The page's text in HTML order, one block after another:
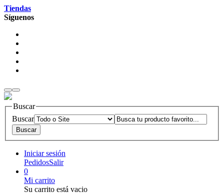
Tiendas
Síguenos
Buscar
Buscar
Iniciar sesión
PedidosSalir
0
Mi carrito
Su carrito está vacio